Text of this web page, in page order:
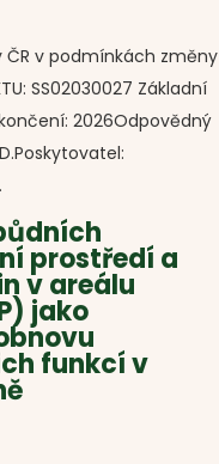
v podmínkách změny
SS02030027 Základní
2026Odpovědný
prostředí a
v areálu
jako
funkcí v